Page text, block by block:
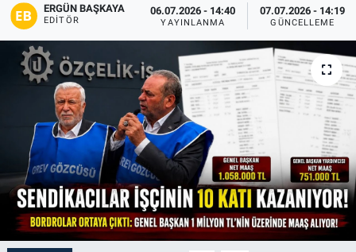
ERGÜN BAŞKAYA
EDITÖR
06.07.2026 - 14:40
YAYINLANMA
07.07.2026 - 14:19
GÜNCELLEME